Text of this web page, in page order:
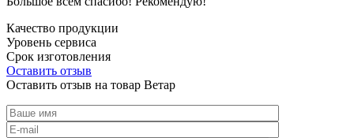
Качество продукции
Уровень сервиса
Срок изготовления
Оставить отзыв
Оставить отзыв на товар Ветар